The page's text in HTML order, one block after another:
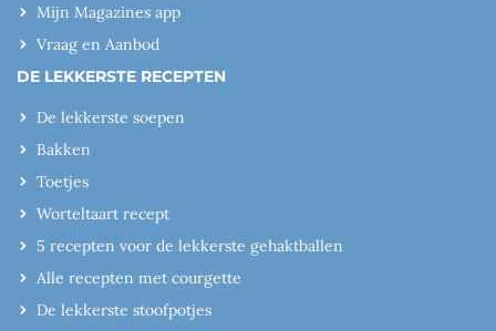
Mijn Magazines app
Vraag en Aanbod
DE LEKKERSTE RECEPTEN
De lekkerste soepen
Bakken
Toetjes
Worteltaart recept
5 recepten voor de lekkerste gehaktballen
Alle recepten met courgette
De lekkerste stoofpotjes